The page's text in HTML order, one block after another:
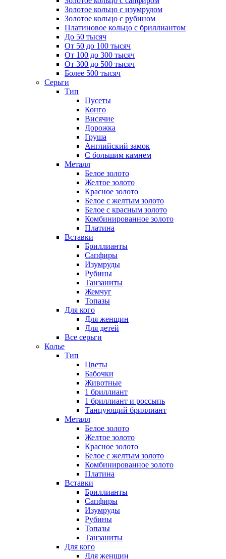
Золотое кольцо с изумрудом
Золотое кольцо с рубином
Платиновое кольцо с бриллиантом
До 50 тысяч
От 50 до 100 тысяч
От 100 до 300 тысяч
От 300 до 500 тысяч
Более 500 тысяч
Серьги
Тип
Пусеты
Конго
Висячие
Дорожка
Груша
Английский замок
С большим камнем
Металл
Белое золото
Желтое золото
Красное золото
Белое с желтым золото
Белое с красным золото
Комбинированное золото
Платина
Вставки
Бриллианты
Сапфиры
Изумруды
Рубины
Танзаниты
Жемчуг
Топазы
Для кого
Для женщин
Для детей
Все серьги
Колье
Тип
Цветы
Бабочки
Животные
1 бриллиант
1 бриллиант и россыпь
Танцующий бриллиант
Металл
Белое золото
Желтое золото
Красное золото
Белое с желтым золото
Комбинированное золото
Платина
Вставки
Бриллианты
Сапфиры
Изумруды
Рубины
Топазы
Танзаниты
Для кого
Для женщин